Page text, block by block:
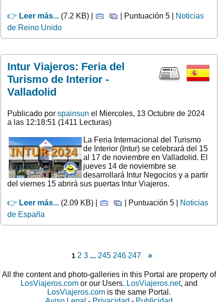
👉 Leer más... (7.2 KB) | | Puntuación 5 |
Noticias
de Reino Unido
Intur Viajeros: Feria del
Turismo de Interior -
Valladolid
Publicado por spainsun el Miercoles, 13 Octubre de 2024
a las 12:18:51 (1411 Lecturas)
La Feria Internacional del Turismo
de Interior (Intur) se celebrará del 15
al 17 de noviembre en Valladolid. El
jueves 14 de noviembre se
desarrollará Intur Negocios y a partir
del viernes 15 abrirá sus puertas Intur Viajeros.
👉 Leer más... (2.09 KB) | | Puntuación 5 |
Noticias
de España
1 2 3 ... 245 246 247 »
All the content and photo-galleries in this Portal are property of
LosViajeros.com or our Users. LosViajeros.net, and
LosViajeros.com is the same Portal.